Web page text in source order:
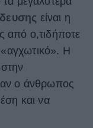
είναι η
από ο,τιδήποτε
Η
ο άνθρωπος
και να